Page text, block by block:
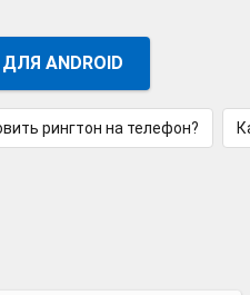
ANDROID
рингтон на телефон?